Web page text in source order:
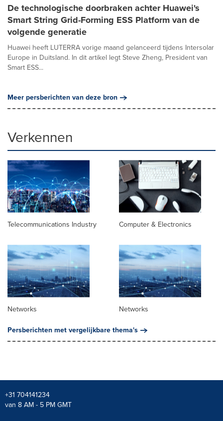
De technologische doorbraken achter Huawei's
Smart String Grid-Forming ESS Platform van de
volgende generatie
Huawei heeft LUTERRA vorige maand gelanceerd tijdens Intersolar
Europe in Duitsland. In dit artikel legt Steve Zheng, President van
Smart ESS...
Meer persberichten van deze bron
Verkennen
Telecommunications Industry Computer & Electronics
Networks
Networks
Persberichten met vergelijkbare thema's
+31 704141234
van 8 AM - 5 PM GMT